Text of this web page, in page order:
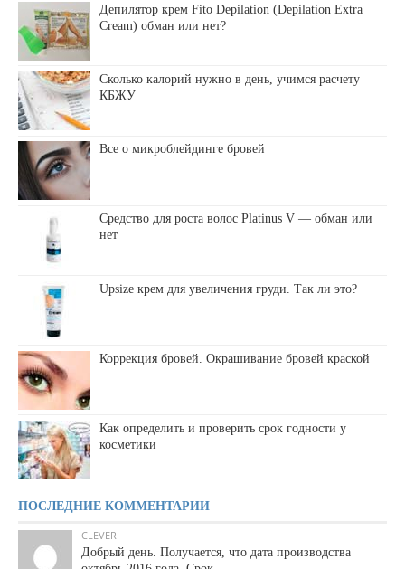
Депилятор крем Fito Depilation (Depilation Extra
Cream) обман или нет?
Сколько калорий нужно в день, учимся расчету
КБЖУ
Все о микроблейдинге бровей
Средство для роста волос Platinus V — обман или
нет
Upsize крем для увеличения груди. Так ли это?
Коррекция бровей. Окрашивание бровей краской
Как определить и проверить срок годности у
косметики
ПОСЛЕДНИЕ КОММЕНТАРИИ
CLEVER
Добрый день. Получается, что дата производства